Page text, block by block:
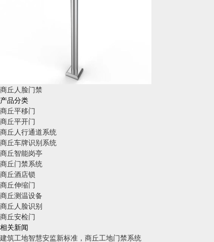
商丘人脸门禁
产品分类
商丘平移门
商丘平开门
商丘人行通道系统
商丘车牌识别系统
商丘智能岗亭
商丘门禁系统
商丘酒店锁
商丘伸缩门
商丘测温设备
商丘人脸识别
商丘安检门
相关新闻
建筑工地智慧安监新标准，商丘工地门禁系统